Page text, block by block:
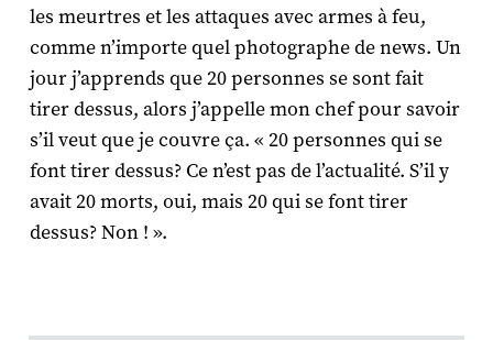
les meurtres et les attaques avec armes à feu,
comme n’importe quel photographe de news. Un
jour j’apprends que 20 personnes se sont fait
tirer dessus, alors j’appelle mon chef pour savoir
s’il veut que je couvre ça. « 20 personnes qui se
font tirer dessus? Ce n’est pas de l’actualité. S’il y
avait 20 morts, oui, mais 20 qui se font tirer
dessus? Non ! ».